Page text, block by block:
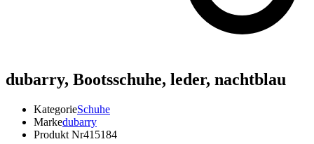
dubarry, Bootsschuhe, leder, nachtblau
KategorieSchuhe
Markedubarry
Produkt Nr415184